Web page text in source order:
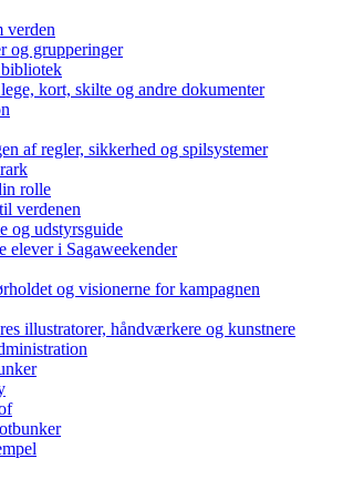
verden
og grupperinger
kort, skilte og andre dokumenter
af regler, sikkerhed og spilsystemer
rolle
verdenen
og udstyrsguide
elever i Sagaweekender
og visionerne for kampagnen
illustratorer, håndværkere og kunstnere